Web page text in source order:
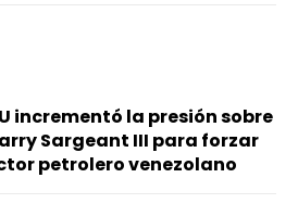
incrementó la presión sobre
Sargeant III para forzar
petrolero venezolano